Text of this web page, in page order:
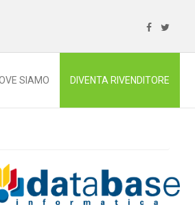
SIAMO DIVENTA RIVENDITORE